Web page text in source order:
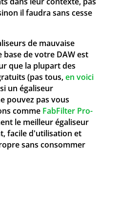
il faudra sans cesse
de mauvaise
de votre DAW est
que la plupart des
(pas tous,en voici
un égaliseur
pouvez pas vous
comme FabFilter Pro-
le meilleur égaliseur
facile d'utilisation et
sans consommer